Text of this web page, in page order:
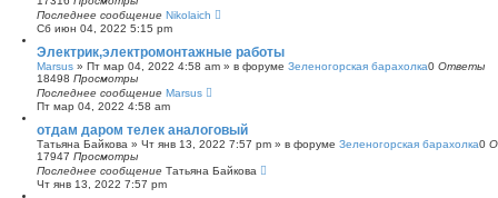
Последнее сообщение Nikolaich
Сб июн 04, 2022 5:15 pm
Электрик,электромонтажные работы
Marsus » Пт мар 04, 2022 4:58 am » в форуме Зеленогорская барахолка0 Ответы
18498 Просмотры
Последнее сообщение Marsus
Пт мар 04, 2022 4:58 am
отдам даром телек аналоговый
Татьяна Байкова » Чт янв 13, 2022 7:57 pm » в форуме Зеленогорская барахолка0
17947 Просмотры
Последнее сообщение Татьяна Байкова
Чт янв 13, 2022 7:57 pm